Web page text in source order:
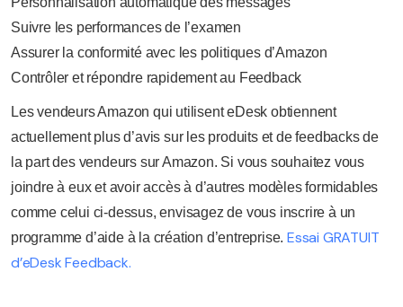
Suivre les performances de l’examen
Assurer la conformité avec les politiques d’Amazon
Contrôler et répondre rapidement au Feedback
Les vendeurs Amazon qui utilisent eDesk obtiennent
actuellement plus d’avis sur les produits et de feedbacks de
la part des vendeurs sur Amazon. Si vous souhaitez vous
joindre à eux et avoir accès à d’autres modèles formidables
comme celui ci-dessus, envisagez de vous inscrire à un
programme d’aide à la création d’entreprise. Essai GRATUIT
d’eDesk Feedback.